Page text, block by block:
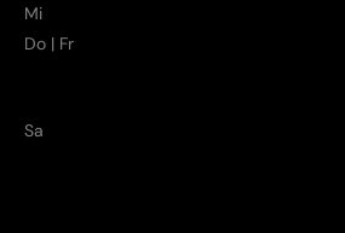
Mi
Do | Fr
Sa